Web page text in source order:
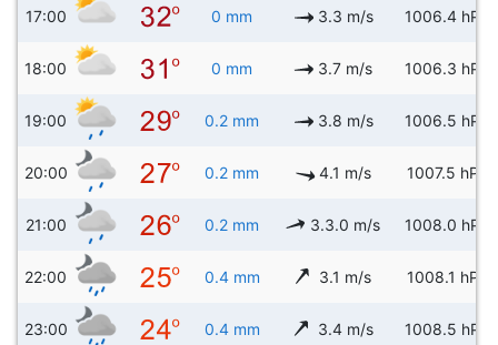
17:00 0 mm 3.3 m/s 1006.4 hPa
18:00 0 mm 3.7 m/s 1006.3 hPa
19:00 0.2 mm 3.8 m/s 1006.5 hPa
20:00 0.2 mm 4.1 m/s 1007.5 hPa
21:00 0.2 mm 3.3.0 m/s 1008.0 hPa
22:00 0.4 mm 3.1 m/s 1008.1 hPa
23:00 0.4 mm 3.4 m/s 1008.5 hPa